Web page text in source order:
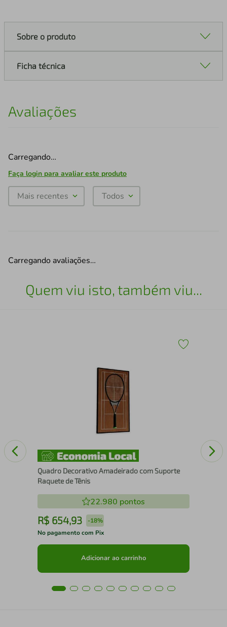
Sobre o produto
Ficha técnica
Avaliações
Carregando…
Faça login para avaliar este produto
Mais recentes Todos
Carregando avaliações…
Quem viu isto, também viu...
Quadro Decorativo Amadeirado com Suporte
Raquete de Tênis
22.980 pontos
R$ 654,93 -18%
No pagamento com Pix
Adicionar ao carrinho